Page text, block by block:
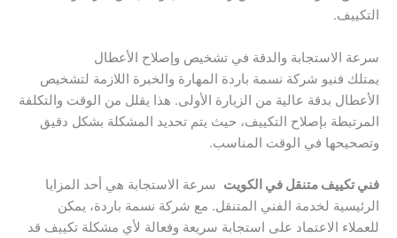
التكييف.
سرعة الاستجابة والدقة في تشخيص وإصلاح الأعطال
يمتلك فنيو شركة نسمة باردة المهارة والخبرة اللازمة لتشخيص
الأعطال بدقة عالية من الزيارة الأولى. هذا يقلل من الوقت والتكلفة
المرتبطة بإصلاح التكييف، حيث يتم تحديد المشكلة بشكل دقيق
وتصحيحها في الوقت المناسب.
فني تكييف متنقل في الكويت سرعة الاستجابة هي أحد المزايا
الرئيسية لخدمة الفني المتنقل. مع شركة نسمة باردة، يمكن
للعملاء الاعتماد على استجابة سريعة وفعالة لأي مشكلة تكييف قد